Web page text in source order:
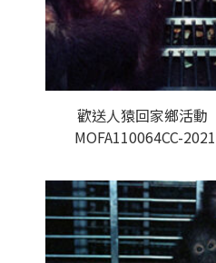
歡送人猿回家鄉活動
MOFA110064CC-